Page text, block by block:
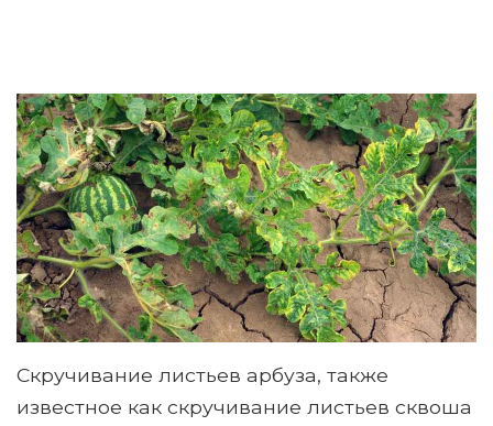
Скручивание листьев арбуза, также
известное как скручивание листьев сквоша